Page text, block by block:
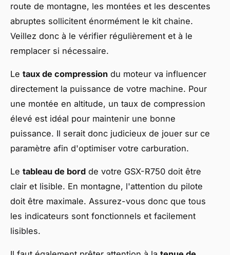
route de montagne, les montées et les descentes
abruptes sollicitent énormément le kit chaine.
Veillez donc à le vérifier régulièrement et à le
remplacer si nécessaire.
Le taux de compression du moteur va influencer
directement la puissance de votre machine. Pour
une montée en altitude, un taux de compression
élevé est idéal pour maintenir une bonne
puissance. Il serait donc judicieux de jouer sur ce
paramètre afin d'optimiser votre carburation.
Le tableau de bord de votre GSX-R750 doit être
clair et lisible. En montagne, l'attention du pilote
doit être maximale. Assurez-vous donc que tous
les indicateurs sont fonctionnels et facilement
lisibles.